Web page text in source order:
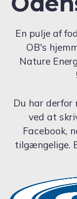
En pulje af
OB's
Nature
Du har
ved at
Facebook,
tilgængelige.